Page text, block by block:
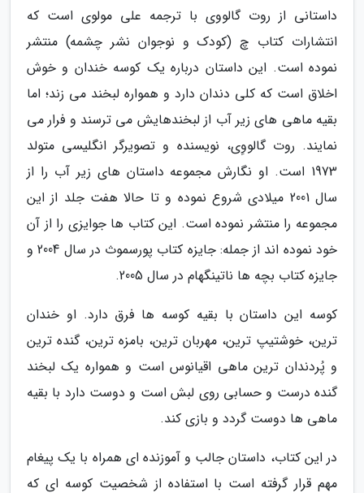
داستانی از روت گالووی با ترجمه علی مولوی است که
انتشارات کتاب چ (کودک و نوجوان نشر چشمه) منتشر
نموده است. این داستان درباره یک کوسه خندان و خوش
اخلاق است که کلی دندان دارد و همواره لبخند می زند؛ اما
بقیه ماهی های زیر آب از لبخندهایش می ترسند و فرار می
نمایند. روت گالووِی، نویسنده و تصویرگر انگلیسی متولد
1973 است. او نگارش مجموعه داستان های زیر آب را از
سال 2001 میلادی شروع نموده و تا حالا هفت جلد از این
مجموعه را منتشر نموده است. این کتاب ها جوایزی را از آن
خود نموده اند از جمله: جایزه کتاب پورسموث در سال 2004 و
جایزه کتاب بچه ها ناتینگهام در سال 2005.
کوسه این داستان با بقیه کوسه ها فرق دارد. او خندان
ترین، خوشتیپ ترین، مهربان ترین، بامزه ترین، گنده ترین
و پُردندان ترین ماهی اقیانوس است و همواره یک لبخند
گنده درست و حسابی روی لبش است و دوست دارد با بقیه
ماهی ها دوست گردد و بازی کند.
در این کتاب، داستان جالب و آموزنده ای همراه با یک پیغام
مهم قرار گرفته است با استفاده از شخصیت کوسه ای که